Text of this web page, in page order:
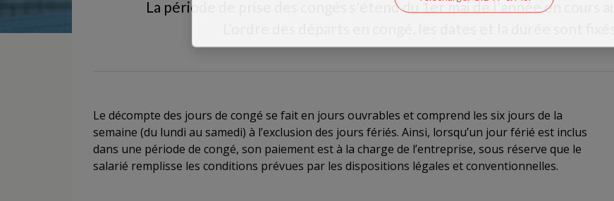
La période de prise des congés s'étend du 1er mai de l'année en cours
Le décompte des jours de congé se fait en jours ouvrables et comprend les six jours de la
semaine (du lundi au samedi) à l’exclusion des jours fériés. Ainsi, lorsqu’un jour férié est inclus
dans une période de congé, son paiement est à la charge de l’entreprise, sous réserve que le
salarié remplisse les conditions prévues par les dispositions légales et conventionnelles.